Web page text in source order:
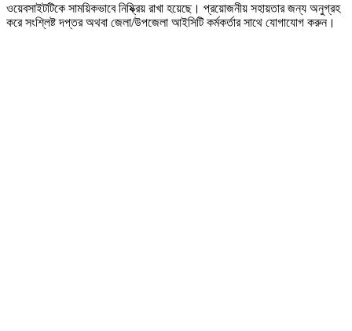
ওয়েবসাইটটিকে সাময়িকভাবে নিষ্ক্রিয় রাখা হয়েছে। প্রয়োজনীয় সহায়তার জন্য অনুগ্রহ
করে সংশ্লিষ্ট দপ্তর অথবা জেলা/উপজেলা আইসিটি কর্মকর্তার সাথে যোগাযোগ করুন।